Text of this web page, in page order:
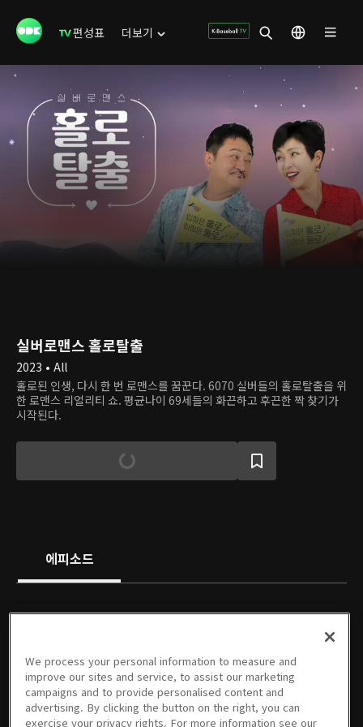
편성표 더보기
실버로맨스 홀로탈출
2023 • All
홀로된 인생, 다시 한 번 로맨스를 꿈꾼다. 6070 실버들의 홀로탈출을 위
한 로맨스 리얼리티 쇼. 평균나이 69세들의 화끈하고 후끈한 짝 찾기가
시작된다.
에피소드
01회
06/09/2023 • 1시간
02회
06/16/2023 • 59분
03회
06/23/2023 • 55분
04회
06/30/2023 • 1시간
05회
07/07/2023 • 58분
We process your personal information to measure and
improve our sites and service, to assist our marketing
campaigns and to provide personalised content and
advertising. By clicking the button on the right, you can
exercise your privacy rights. For more information see our